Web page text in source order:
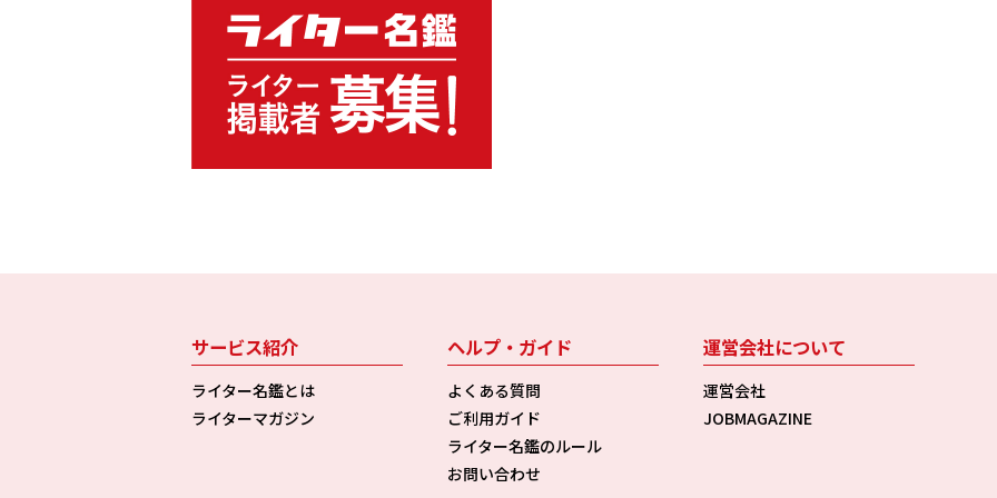
サービス紹介
ライター名鑑とは
ライターマガジン
ヘルプ・ガイド
よくある質問
ご利用ガイド
ライター名鑑のルール
お問い合わせ
運営会社について
運営会社
JOBMAGAZINE